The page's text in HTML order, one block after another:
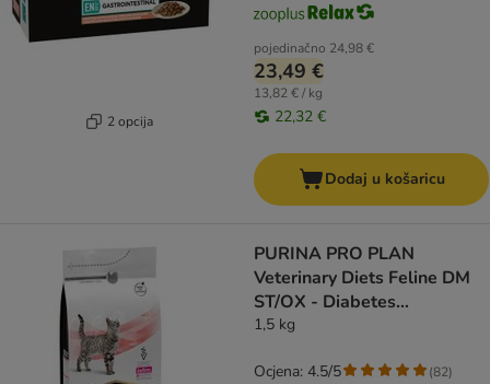
2 opcija
pojedinačno 24,98 €
23,49 €
13,82 € / kg
22,32 €
Dodaj u košaricu
PURINA PRO PLAN
Veterinary Diets Feline DM
ST/OX - Diabetes
Management
1,5 kg
Ocjena: 4.5/5 (82)